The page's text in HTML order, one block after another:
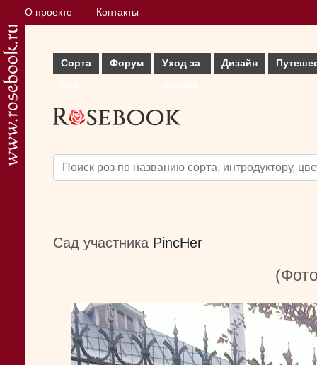
О проекте Контакты
Сорта
Форум
Уход за
Дизайн
Сад участника PincHer